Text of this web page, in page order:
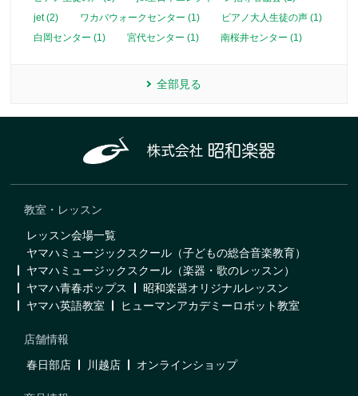
jet (2)
ワカバウォークセンター (1)
ピアノ大人生徒の声 (1)
白岡センター (1)
宮代センター (1) 南桜井センター (1)
全部見る
教室・レッスン
レッスン会場一覧
ヤマハミュージックスクール（子どもの総合音楽教育）
ヤマハミュージックスクール（楽器・歌のレッスン）
ヤマハ青春ポップス
昭和楽器オリジナルレッスン
ヤマハ英語教室
ヒューマンアカデミーロボット教室
店舗情報
春日部店
川越店 オンラインショップ